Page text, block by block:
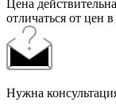
Цена
отличаться от цен
Нужна